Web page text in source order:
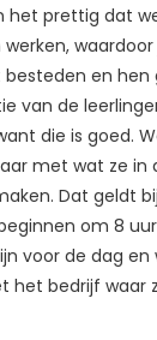
het prettig dat
en hen
van de
die is goed.
met wat ze in
Dat geldt
beginnen om 8
voor de dag
het bedrijf waar